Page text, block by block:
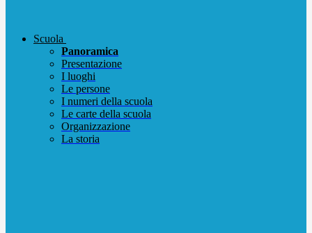
Scuola
Panoramica
Presentazione
I luoghi
Le persone
I numeri della scuola
Le carte della scuola
Organizzazione
La storia